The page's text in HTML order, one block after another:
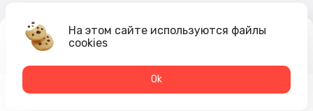
5 420₽
7 643 ₽
На этом сайте используются файлы
cookies
Оk